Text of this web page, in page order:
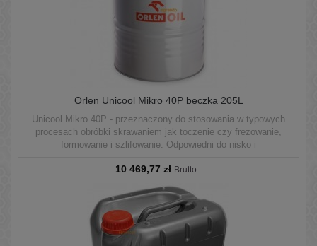
Orlen Unicool Mikro 40P beczka 205L
Unicool Mikro 40P - przeznaczony do stosowania w typowych
procesach obróbki skrawaniem jak toczenie czy frezowanie,
formowanie i szlifowanie. Odpowiedni do nisko i
układach centralnych oraz w pojedynczych maszynach.
10 469,77 zł Brutto